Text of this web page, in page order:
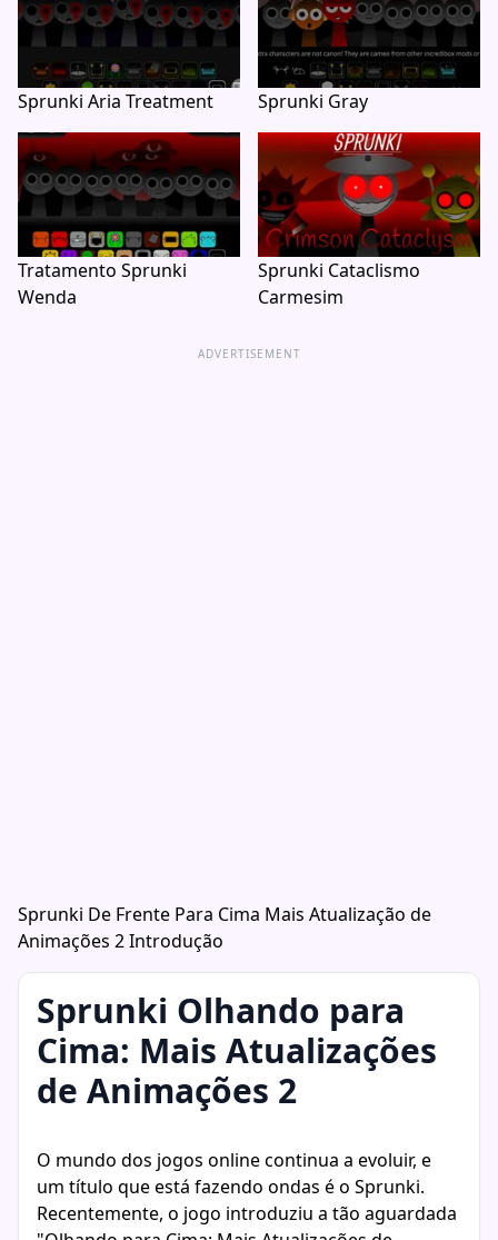
Sprunki Aria Treatment Sprunki Gray
Tratamento Sprunki
Wenda
Sprunki Cataclismo
Carmesim
ADVERTISEMENT
Sprunki De Frente Para Cima Mais Atualização de
Animações 2 Introdução
Sprunki Olhando para
Cima: Mais Atualizações
de Animações 2
O mundo dos jogos online continua a evoluir, e
um título que está fazendo ondas é o Sprunki.
Recentemente, o jogo introduziu a tão aguardada